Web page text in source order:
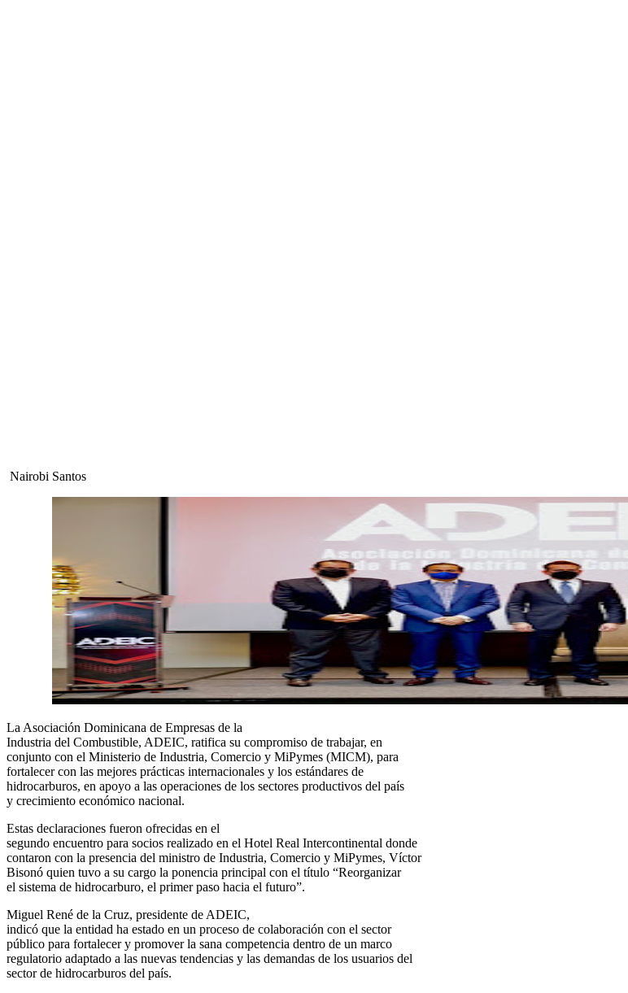
Nairobi Santos
La Asociación Dominicana de Empresas de la
Industria del Combustible, ADEIC, ratifica su compromiso de trabajar, en
conjunto con el Ministerio de Industria, Comercio y MiPymes (MICM), para
fortalecer con las mejores prácticas internacionales y los estándares de
hidrocarburos, en apoyo a las operaciones de los sectores productivos del país
y crecimiento económico nacional.
Estas declaraciones fueron ofrecidas en el
segundo encuentro para socios realizado en el Hotel Real Intercontinental donde
contaron con la presencia del ministro de Industria, Comercio y MiPymes, Víctor
Bisonó quien tuvo a su cargo la ponencia principal con el título “Reorganizar
el sistema de hidrocarburo, el primer paso hacia el futuro”.
Miguel René de la Cruz, presidente de ADEIC,
indicó que la entidad ha estado en un proceso de colaboración con el sector
público para fortalecer y promover la sana competencia dentro de un marco
regulatorio adaptado a las nuevas tendencias y las demandas de los usuarios del
sector de hidrocarburos del país.